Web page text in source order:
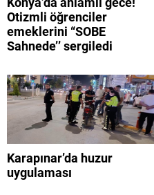
Otizmli öğrenciler
emeklerini “SOBE
Sahnede’’ sergiledi
Karapınar’da huzur
uygulaması